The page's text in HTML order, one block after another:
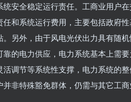
统安全稳定运行责任。工商业用户
任和系统运行费用，主要包括政府
。另外，由于风电光伏出力具有随
靠的电力供应，电力系统基本上需
活调节等系统性支撑，电力系统的
非特殊豁免群体，仍需与其它工